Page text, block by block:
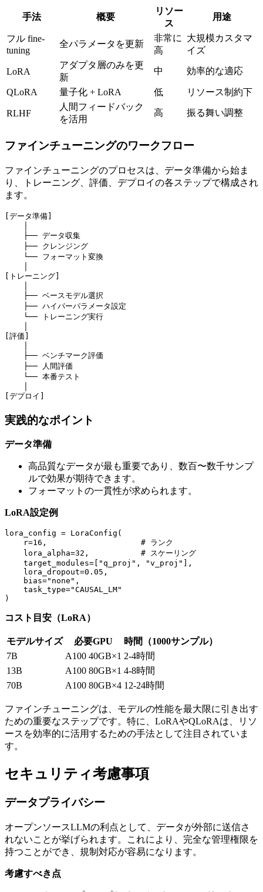
手法 概要
リソー
ス
用途
フル fine-
tuning
全パラメータを更新
非常に
高
大規模カスタマ
イズ
LoRA
アダプタ層のみを更
新
中 効率的な適応
QLoRA 量子化 + LoRA 低 リソース制約下
RLHF
人間フィードバック
を活用
高 振る舞い調整
ファインチューニングのワークフロー
ファインチューニングのプロセスは、データ準備から始ま
り、トレーニング、評価、デプロイの各ステップで構成され
ます。
[データ準備]
    ├── データ収集
    ├── クレンジング
    └── フォーマット変換
[トレーニング]
    ├── ベースモデル選択
    ├── ハイパーパラメータ設定
    └── トレーニング実行
[評価]
    ├── ベンチマーク評価
    ├── 人間評価
    └── 本番テスト
実践的なポイント
データ準備
高品質なデータが最も重要であり、数百〜数千サンプ
ルで効果が期待できます。
フォーマットの一貫性が求められます。
LoRA設定例
lora_config = LoraConfig(
    r=16,                    # ランク
    lora_alpha=32,           # スケーリング
    target_modules=["q_proj", "v_proj"],
    lora_dropout=0.05,
    bias="none",
    task_type="CAUSAL_LM"
コスト目安（LoRA）
モデルサイズ 必要GPU
時間（1000サンプル）
7B
A100 40GB×1 2-4時間
13B
A100 80GB×1 4-8時間
70B
A100 80GB×4 12-24時間
ファインチューニングは、モデルの性能を最大限に引き出す
ための重要なステップです。特に、LoRAやQLoRAは、リソ
ースを効率的に活用するための手法として注目されていま
す。
セキュリティ考慮事項
データプライバシー
オープンソースLLMの利点として、データが外部に送信さ
れないことが挙げられます。これにより、完全な管理権限を
持つことができ、規制対応が容易になります。
考慮すべき点